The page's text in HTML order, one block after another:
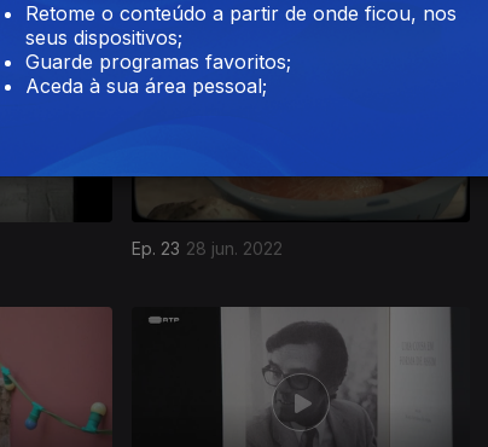
Ep. 23 28 jun. 2022
Retome o conteúdo a partir de onde ficou, nos
seus dispositivos;
Guarde programas favoritos;
Aceda à sua área pessoal;